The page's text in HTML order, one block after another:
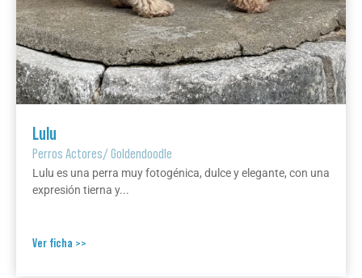
Lulu
Perros Actores/Goldendoodle
Lulu es una perra muy fotogénica, dulce y elegante, con una
expresión tierna y...
Ver ficha >>